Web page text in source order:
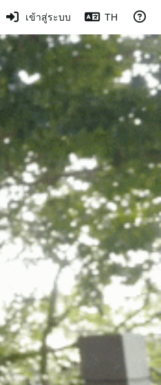
เข้าสู่ระบบ TH